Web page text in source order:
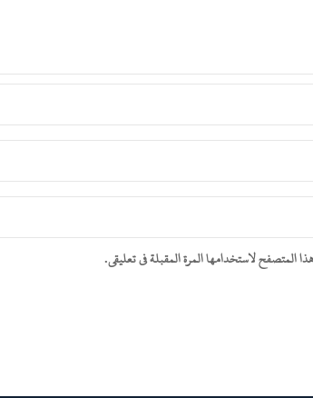
لاستخدامها المرة المقبلة في تعليقي.